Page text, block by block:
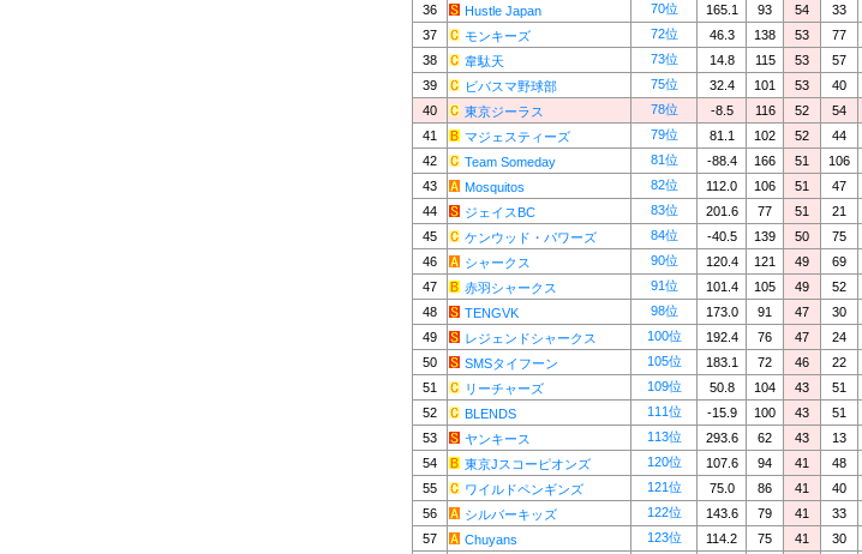
36
Hustle Japan 70位 165.1 93 54 33
37
モンキーズ 72位 46.3 138 53 77
38
韋駄天 73位 14.8 115 53 57
39
ビバスマ野球部 75位 32.4 101 53 40
40
東京ジーラス 78位 -8.5 116 52 54
41
マジェスティーズ 79位 81.1 102 52 44
42
Team Someday 81位 -88.4 166 51 106
43
Mosquitos 82位 112.0 106 51 47
44
ジェイスBC 83位 201.6 77 51 21
45
ケンウッド・パワーズ 84位 -40.5 139 50 75
46
シャークス 90位 120.4 121 49 69
47
赤羽シャークス 91位 101.4 105 49 52
48
TENGVK 98位 173.0 91 47 30
49
レジェンドシャークス 100位 192.4 76 47 24
50
SMSタイフーン 105位 183.1 72 46 22
51
リーチャーズ 109位 50.8 104 43 51
52
BLENDS 111位 -15.9 100 43 51
53
ヤンキース 113位 293.6 62 43 13
54
東京Jスコーピオンズ 120位 107.6 94 41 48
55
ワイルドペンギンズ 121位 75.0 86 41 40
56
シルバーキッズ 122位 143.6 79 41 33
57
Chuyans 123位 114.2 75 41 30